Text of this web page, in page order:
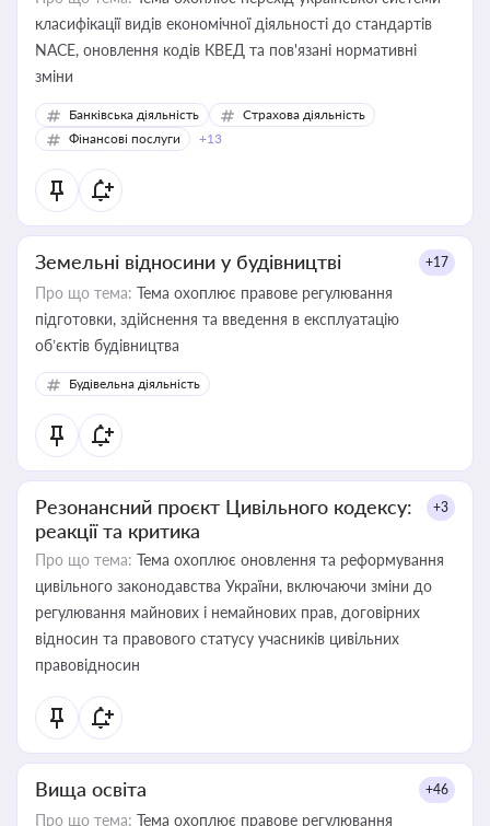
класифікації видів економічної діяльності до стандартів
NACE, оновлення кодів КВЕД та пов'язані нормативні
зміни
Банківська діяльність
Страхова діяльність
Фінансові послуги
+13
Земельні відносини у будівництві +17
Про що тема: Тема охоплює правове регулювання
підготовки, здійснення та введення в експлуатацію
об’єктів будівництва
Будівельна діяльність
Резонансний проєкт Цивільного кодексу:
реакції та критика
+3
Про що тема: Тема охоплює оновлення та реформування
цивільного законодавства України, включаючи зміни до
регулювання майнових і немайнових прав, договірних
відносин та правового статусу учасників цивільних
правовідносин
Вища освіта +46
Про що тема: Тема охоплює правове регулювання